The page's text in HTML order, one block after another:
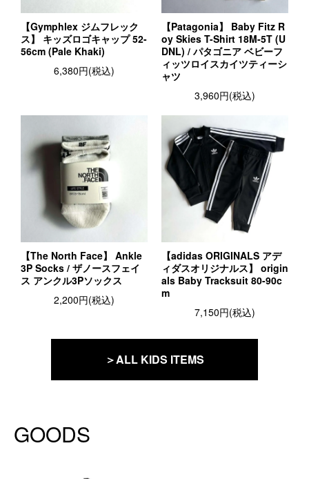
【Gymphlex ジムフレック
ス】 キッズロゴキャップ 52-
56cm (Pale Khaki)
6,380円(税込)
【Patagonia】 Baby Fitz R
oy Skies T-Shirt 18M-5T (U
DNL) / パタゴニア ベビーフ
ィッツロイスカイツティーシ
ャツ
3,960円(税込)
【The North Face】 Ankle
3P Socks / ザノースフェイ
ス アンクル3Pソックス
2,200円(税込)
【adidas ORIGINALS アデ
ィダスオリジナルス】 origin
als Baby Tracksuit 80-90c
m
7,150円(税込)
＞ALL KIDS ITEMS
GOODS